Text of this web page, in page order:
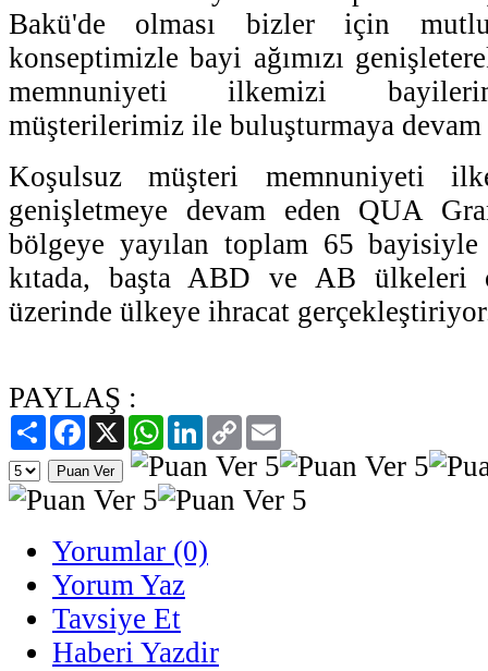
Bakü'de olması bizler için
konseptimizle bayi ağımızı
memnuniyeti ilkemizi
müşterilerimiz ile buluşturmaya devam
Koşulsuz müşteri memnuniyeti
genişletmeye devam eden QUA
bölgeye yayılan toplam 65
kıtada, başta ABD ve AB ülkeleri
üzerinde ülkeye ihracat
PAYLAŞ :
PaylaşFacebook
X WhatsAppLinkedIn
Copy
Link
Yorumlar (0)
Yorum Yaz
Tavsiye Et
Haberi Yazdir